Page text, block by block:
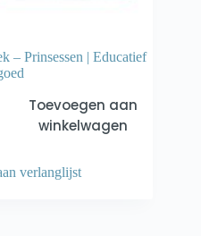
– Prinsessen | Educatief
Toevoegen aan
winkelwagen
verlanglijst